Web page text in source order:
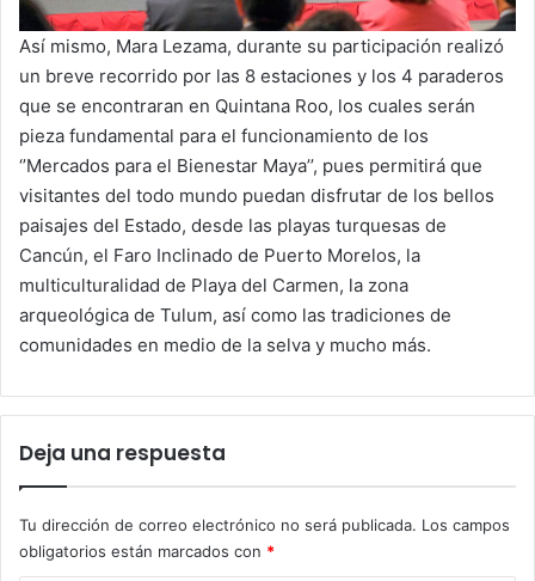
Así mismo, Mara Lezama, durante su participación realizó
un breve recorrido por las 8 estaciones y los 4 paraderos
que se encontraran en Quintana Roo, los cuales serán
pieza fundamental para el funcionamiento de los
‘’Mercados para el Bienestar Maya’’, pues permitirá que
visitantes del todo mundo puedan disfrutar de los bellos
paisajes del Estado, desde las playas turquesas de
Cancún, el Faro Inclinado de Puerto Morelos, la
multiculturalidad de Playa del Carmen, la zona
arqueológica de Tulum, así como las tradiciones de
comunidades en medio de la selva y mucho más.
Deja una respuesta
Tu dirección de correo electrónico no será publicada. Los campos
obligatorios están marcados con *